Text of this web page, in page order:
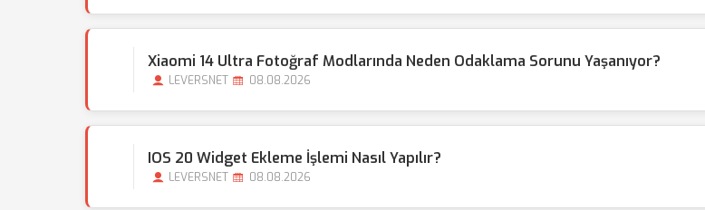
Xiaomi 14 Ultra Fotoğraf Modlarında Neden Odaklama Sorunu Yaşanıyor?
LEVERSNET 08.08.2026
IOS 20 Widget Ekleme İşlemi Nasıl Yapılır?
LEVERSNET 08.08.2026